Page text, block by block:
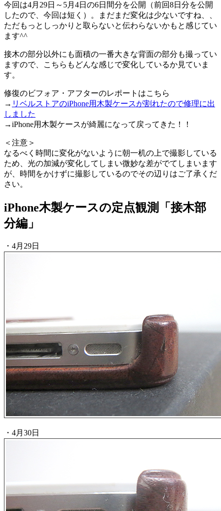
今回は4月29日～5月4日の6日間分を公開（前回8日分を公開
したので、今回は短く）。まだまだ変化は少ないですね、、
ただもっとしっかりと取らないと伝わらないかもと感じてい
ます^^
接木の部分以外にも面積の一番大きな背面の部分も撮ってい
ますので、こちらもどんな感じで変化しているか見ていま
す。
修復のビフォア・アフターのレポートはこちら
→ リベルストアのiPhone用木製ケースが割れたので修理に出
しました
→iPhone用木製ケースが綺麗になって戻ってきた！！
＜注意＞
なるべく時間に変化がないように朝一机の上で撮影している
ため、光の加減が変化してしまい微妙な差がでてしまいます
が、時間をかけずに撮影しているのでその辺りはご了承くだ
さい。
iPhone木製ケースの定点観測「接木部
分編」
・4月29日
・4月30日